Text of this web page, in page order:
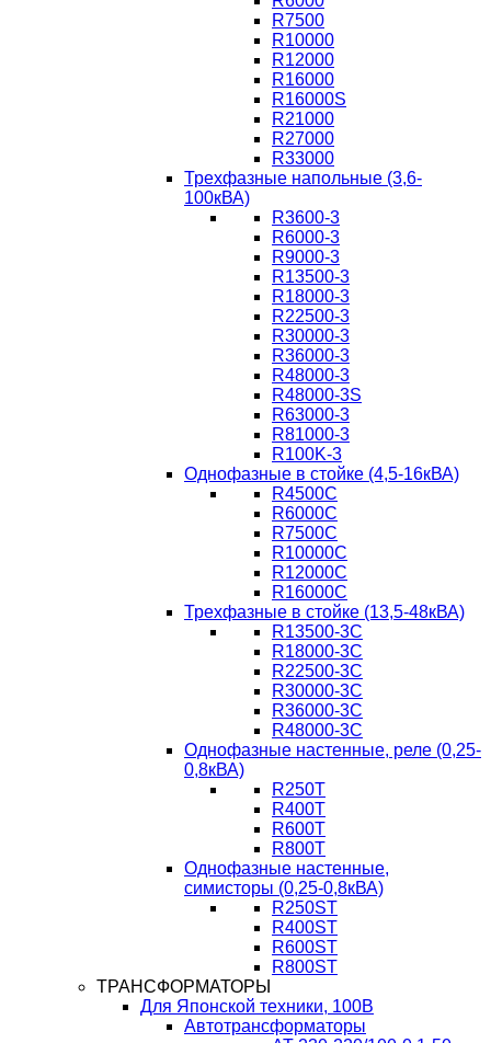
R7500
R10000
R12000
R16000
R16000S
R21000
R27000
R33000
Трехфазные напольные (3,6-
100кВА)
R3600-3
R6000-3
R9000-3
R13500-3
R18000-3
R22500-3
R30000-3
R36000-3
R48000-3
R48000-3S
R63000-3
R81000-3
R100K-3
Однофазные в стойке (4,5-16кВА)
R4500C
R6000C
R7500C
R10000C
R12000C
R16000C
Трехфазные в стойке (13,5-48кВА)
R13500-3C
R18000-3C
R22500-3C
R30000-3C
R36000-3C
R48000-3C
Однофазные настенные, реле (0,25-
0,8кВА)
R250T
R400T
R600T
R800T
Однофазные настенные,
симисторы (0,25-0,8кВА)
R250ST
R400ST
R600ST
R800ST
ТРАНСФОРМАТОРЫ
Для Японской техники, 100В
Автотрансформаторы